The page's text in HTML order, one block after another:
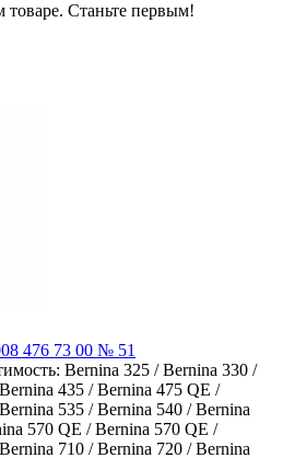
товаре. Станьте первым!
476 73 00 № 51
Bernina 325 / Bernina 330 /
435 / Bernina 475 QE /
535 / Bernina 540 / Bernina
570 QE / Bernina 570 QE /
710 / Bernina 720 / Bernina